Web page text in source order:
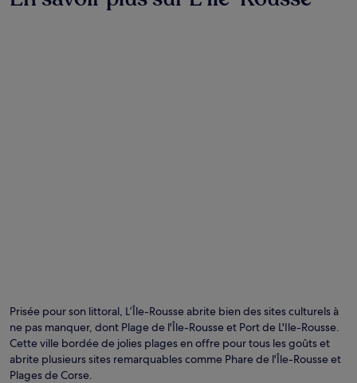
Prisée pour son littoral, L’Île-Rousse abrite bien des sites culturels à
ne pas manquer, dont Plage de l'Île-Rousse et Port de L'Ile-Rousse.
Cette ville bordée de jolies plages en offre pour tous les goûts et
abrite plusieurs sites remarquables comme Phare de l'Île-Rousse et
Plages de Corse.